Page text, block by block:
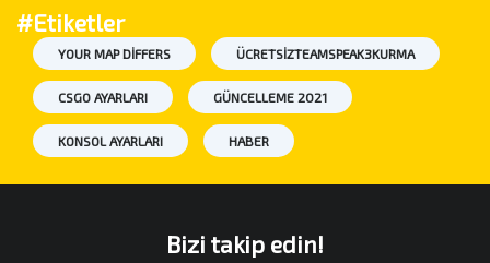
#Etiketler
YOUR MAP DIFFERS ÜCRETSIZTEAMSPEAK3KURMA
CSGO AYARLARI GÜNCELLEME 2021
KONSOL AYARLARI HABER
Bizi takip edin!